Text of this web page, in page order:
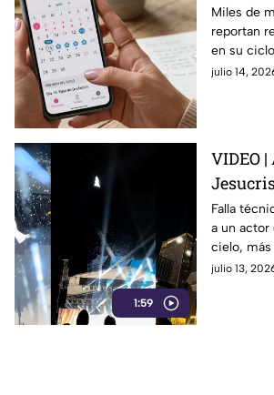
2026 y
Miles de
reportan
en su
2026.
julio 14,
1:59
VIDEO
falla
obra
Falla
a un actor
cielo, más
El video
julio 13,